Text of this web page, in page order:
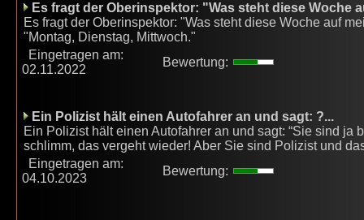
Es fragt der Oberinspektor: "Was steht diese Woche
Es fragt der Oberinspektor: "Was steht diese Woche auf
"Montag, Dienstag, Mittwoch."
Eingetragen am:
02.11.2022
Bewertung:
Ein Polizist hält einen Autofahrer an und sagt: ?...
Ein Polizist hält einen Autofahrer an und sagt: “Sie sind ja
schlimm, das vergeht wieder! Aber Sie sind Polizist und
Eingetragen am:
04.10.2023
Bewertung: